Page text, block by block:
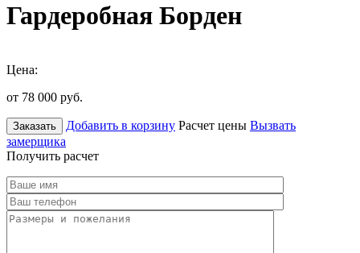
Гардеробная Борден
Цена:
от 78 000 руб.
Заказать Добавить в корзину Расчет цены Вызвать
замерщика
Получить расчет